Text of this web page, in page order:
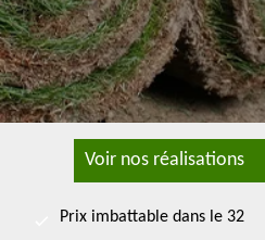
Voir nos réalisations
Prix imbattable dans le 32